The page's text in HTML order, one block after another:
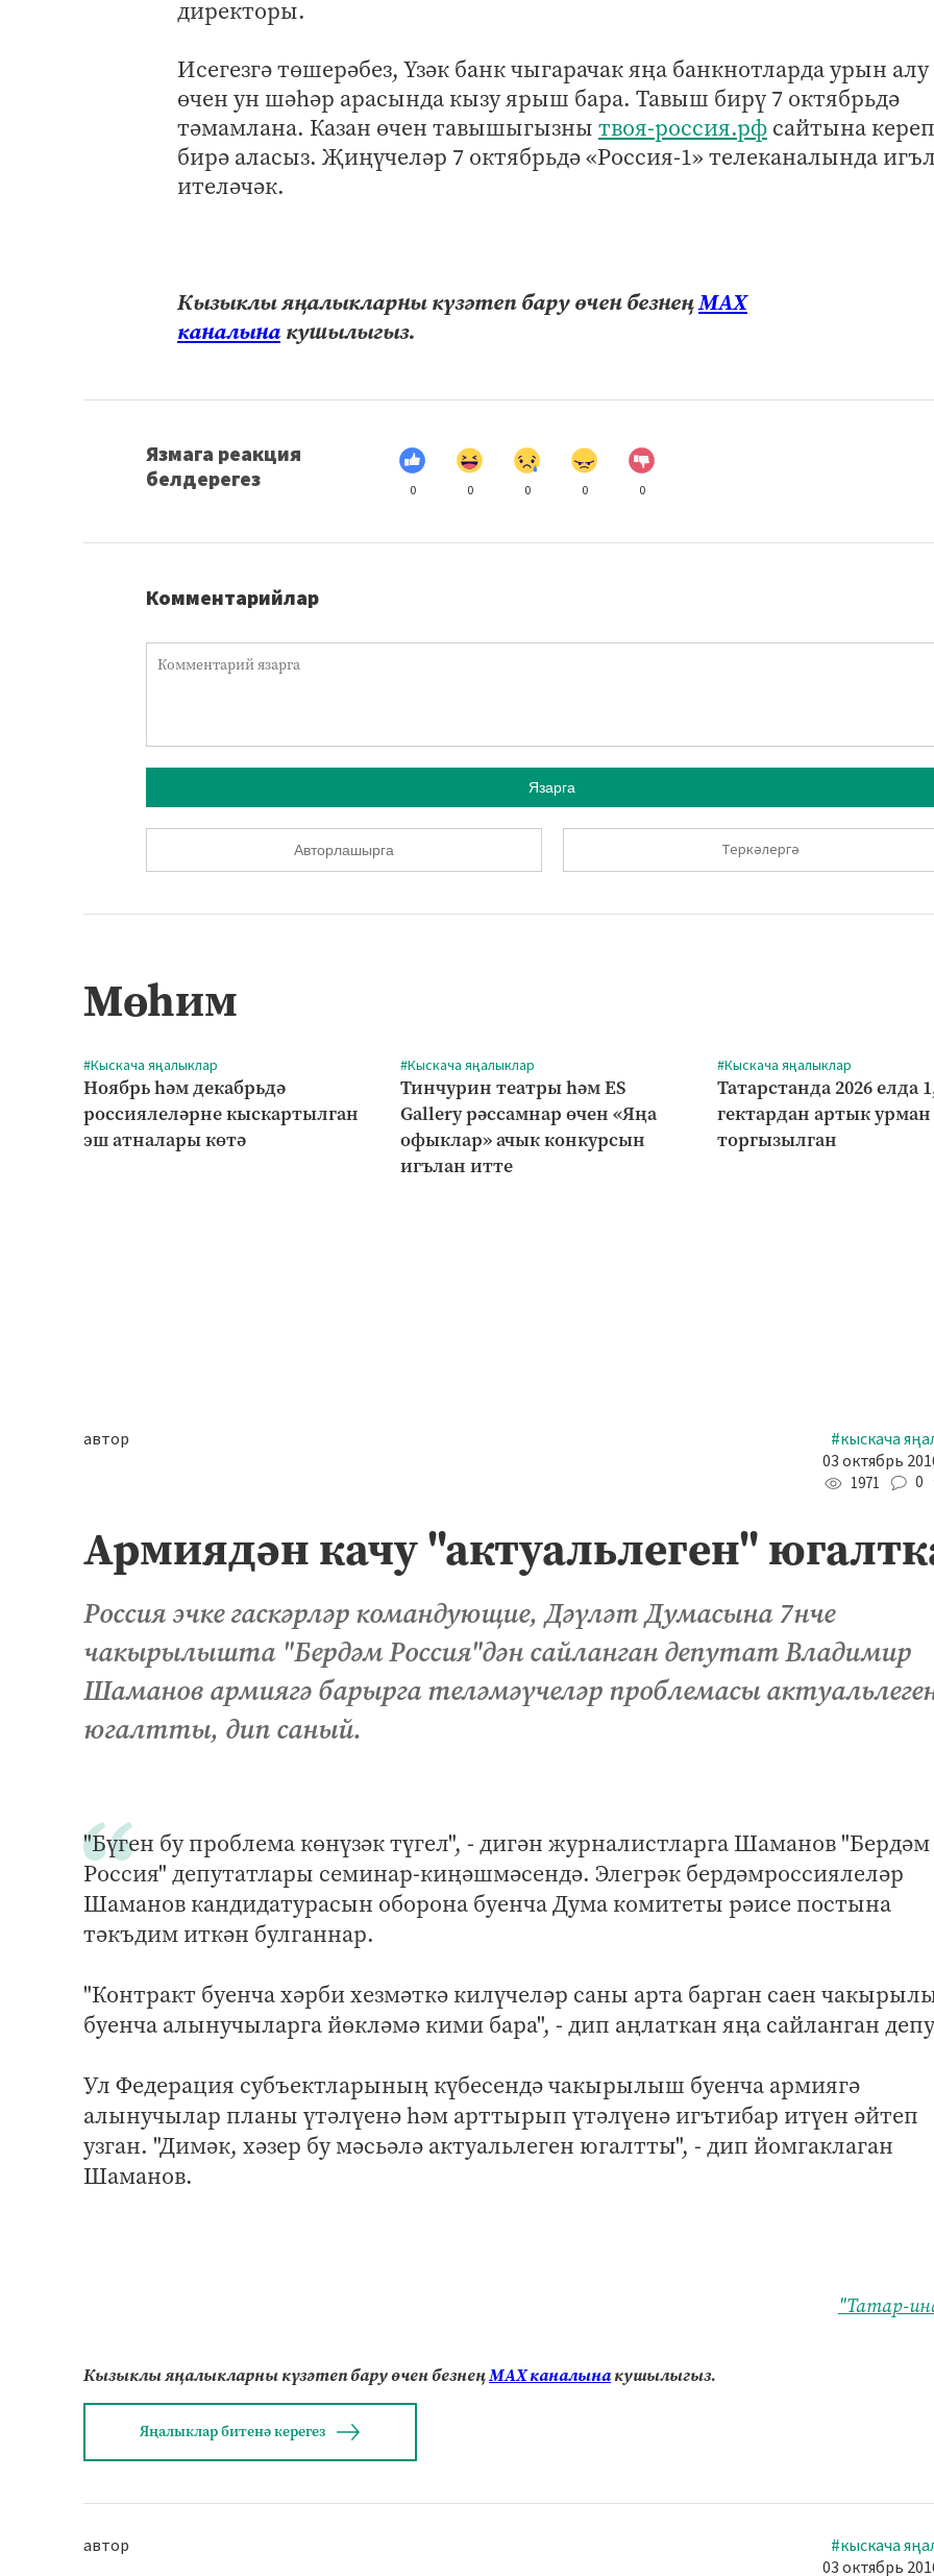
директоры.
Исегезгә төшерәбез, Үзәк банк чыгарачак яңа банкнотларда урын алу
өчен ун шәһәр арасында кызу ярыш бара. Тавыш бирү 7 октябрьдә
тәмамлана. Казан өчен тавышыгызны твоя-россия.рф сайтына кереп
бирә аласыз. Җиңүчеләр 7 октябрьдә «Россия-1» телеканалында
ителәчәк.
Кызыклы яңалыкларны күзәтеп бару өчен безнеңМАХ
каналына кушылыгыз.
Язмага реакция
белдерегез
0 0 0 0 0
Комментарийлар
Язарга
Авторлашырга Теркәлергә
Мөһим
#Кыскача яңалыклар
Ноябрь һәм декабрьдә
россиялеләрне кыскартылган
эш атналары көтә
#Кыскача яңалыклар
Тинчурин театры һәм ES
Gallery рәссамнар өчен «Яңа
офыклар» ачык конкурсын
игълан итте
#Кыскача яңалыклар
Татарстанда 2026 елда
гектардан артык урман
торгызылган
автор
#кыскача
03 октябрь
1971 0
Армиядән качу "актуальлеген"
Россия эчке гаскәрләр командующие, Дәүләт Думасына 7нче
чакырылышта "Бердәм Россия"дән сайланган депутат Владимир
Шаманов армиягә барырга теләмәүчеләр проблемасы
югалтты, дип саный.
"Бүген бу проблема көнүзәк түгел", - дигән журналистларга Шаманов "Бердәм
Россия" депутатлары семинар-киңәшмәсендә. Элегрәк бердәмроссиялеләр
Шаманов кандидатурасын оборона буенча Дума комитеты рәисе постына
тәкъдим иткән булганнар.
"Контракт буенча хәрби хезмәткә килүчеләр саны арта барган саен
буенча алынучыларга йөкләмә кими бара", - дип аңлаткан яңа сайланган
Ул Федерация субъектларының күбесендә чакырылыш буенча армиягә
алынучылар планы үтәлүенә һәм арттырып үтәлүенә игътибар итүен әйтеп
узган. "Димәк, хәзер бу мәсьәлә актуальлеген югалтты", - дип йомгаклаган
Шаманов.
"Татар-
Кызыклы яңалыкларны күзәтеп бару өчен безнеңМАХ каналынакушылыгыз.
Яңалыклар битенә керегез
автор
#кыскача
03 октябрь